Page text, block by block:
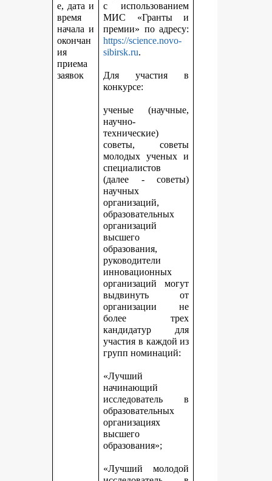
е, дата и
время
начала и
окончан
ия
приема
заявок
с использованием
МИС «Гранты и
премии» по адресу:
https://science.novo-
sibirsk.ru.
Для участия в
конкурсе:
ученые (научные,
научно-
технические)
советы, советы
молодых ученых и
специалистов
(далее - советы)
научных
организаций,
образовательных
организаций
высшего
образования,
руководители
инновационных
организаций могут
выдвинуть от
организации не
более трех
кандидатур для
участия в каждой из
групп номинаций:
«Лучший
начинающий
исследователь в
образовательных
организациях
высшего
образования»;
«Лучший молодой